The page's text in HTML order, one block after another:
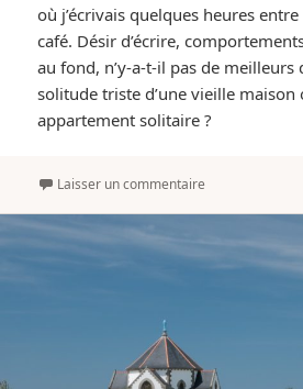
où j’écrivais quelques heures
café. Désir d’écrire,
au fond, n’y-a-t-il pas de meilleurs
solitude triste d’une vieille maison
appartement solitaire ?
Laisser un commentaire